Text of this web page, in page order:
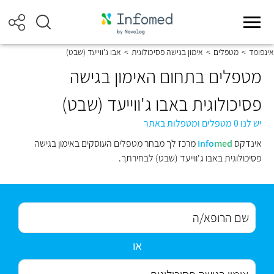
אינפומד > מטפלים > אימון בגישה פסיכולוגית > אבו ג'ווייעד (שבט)
מטפלים בתחום האימון בגישה
פסיכולוגית באבו ג'ווייעד (שבט)
יש לנו 0 מטפלים ומטפלות באתר
אינדקס
Infomed
מרכז לך מבחר מטפלים העוסקים באימון בגישה
פסיכולוגית באבו ג'ווייעד (שבט) לבחירתך.
או